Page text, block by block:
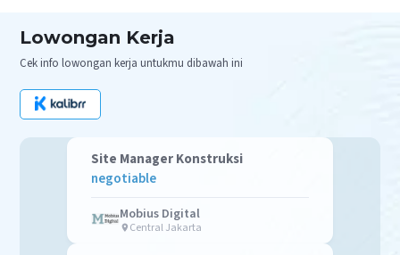
Lowongan Kerja
Cek info lowongan kerja untukmu dibawah ini
Site Manager Konstruksi
negotiable
Mobius Digital
Central Jakarta